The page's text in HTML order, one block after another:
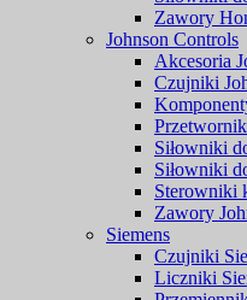
Zawory
Johnson Controls
Akcesoria
Czujniki
Siłowniki
Siłowniki
Sterowniki
Zawory
Siemens
Czujniki
Liczniki